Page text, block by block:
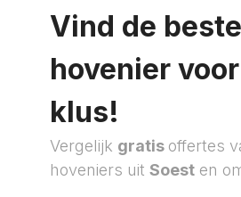
Vind de beste
hovenier
klus!
Vergelijk gratis offertes
hoveniers uit Soest en